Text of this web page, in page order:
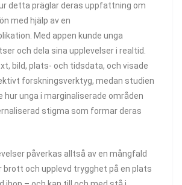
detta präglar deras uppfattning om
med hjälp av en
Med appen kunde unga
och dela sina upplevelser i realtid.
bild, plats- och tidsdata, och visade
forskningsverktyg, medan studien
hur unga i marginaliserade områden
stigma som formar deras
påverkas alltså av en mångfald
brott och upplevd trygghet på en plats